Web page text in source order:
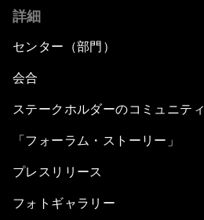
詳細
センター（部門）
会合
ステークホルダーのコミュニティ
「フォーラム・ストーリー」
プレスリリース
フォトギャラリー